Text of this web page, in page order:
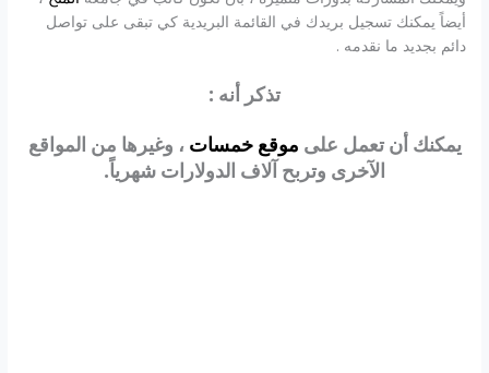
أيضاً يمكنك تسجيل بريدك في القائمة البريدية كي تبقى على تواصل
دائم بجديد ما نقدمه .
تذكر أنه :
يمكنك أن تعمل على موقع خمسات ، وغيرها من المواقع
الآخرى وتربح آلاف الدولارات شهرياً.